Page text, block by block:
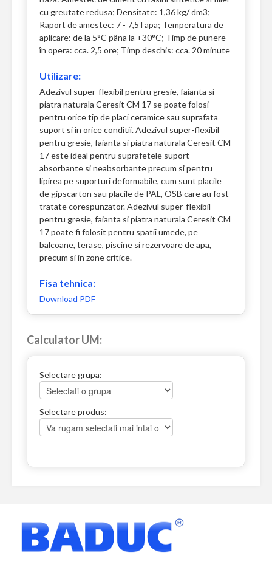
cu greutate redusa; Densitate: 1,36 kg/ dm3;
Raport de amestec: 7 - 7,5 l apa; Temperatura de
aplicare: de la 5°C pâna la +30°C; Timp de punere
în opera: cca. 2,5 ore; Timp deschis: cca. 20 minute
Utilizare:
Adezivul super-flexibil pentru gresie, faianta si
piatra naturala Ceresit CM 17 se poate folosi
pentru orice tip de placi ceramice sau suprafata
suport si in orice conditii. Adezivul super-flexibil
pentru gresie, faianta si piatra naturala Ceresit CM
17 este ideal pentru suprafetele suport
absorbante si neabsorbante precum si pentru
lipirea pe suporturi deformabile, cum sunt placile
de gipscarton sau placile de PAL, OSB care au fost
tratate corespunzator. Adezivul super-flexibil
pentru gresie, faianta si piatra naturala Ceresit CM
17 poate fi folosit pentru spatii umede, pe
balcoane, terase, piscine si rezervoare de apa,
precum si in zone critice.
Fisa tehnica:
Download PDF
Calculator UM:
Selectare grupa:
Selectare produs: